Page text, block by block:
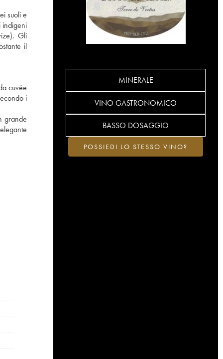
suoli e
indigeni
Gli
il
cuvée
i
grande
MINERALE
VINO GASTRONOMICO
BASSO DOSAGGIO
POSSIEDI LO STESSO VINO?